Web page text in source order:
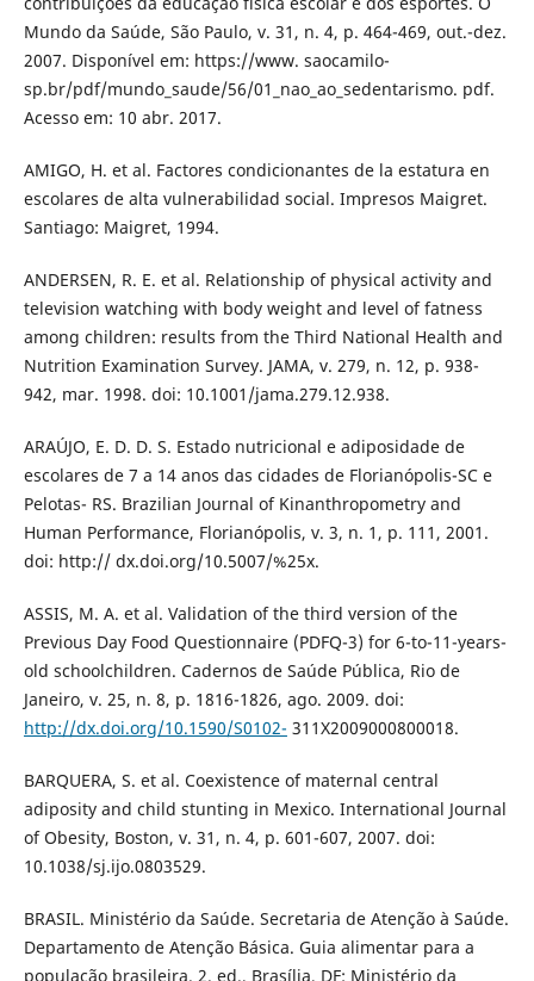
Mundo da Saúde, São Paulo, v. 31, n. 4, p. 464-469, out.-dez.
2007. Disponível em: https://www. saocamilo-
sp.br/pdf/mundo_saude/56/01_nao_ao_sedentarismo. pdf.
Acesso em: 10 abr. 2017.
AMIGO, H. et al. Factores condicionantes de la estatura en
escolares de alta vulnerabilidad social. Impresos Maigret.
Santiago: Maigret, 1994.
ANDERSEN, R. E. et al. Relationship of physical activity and
television watching with body weight and level of fatness
among children: results from the Third National Health and
Nutrition Examination Survey. JAMA, v. 279, n. 12, p. 938-
942, mar. 1998. doi: 10.1001/jama.279.12.938.
ARAÚJO, E. D. D. S. Estado nutricional e adiposidade de
escolares de 7 a 14 anos das cidades de Florianópolis-SC e
Pelotas- RS. Brazilian Journal of Kinanthropometry and
Human Performance, Florianópolis, v. 3, n. 1, p. 111, 2001.
doi: http:// dx.doi.org/10.5007/%25x.
ASSIS, M. A. et al. Validation of the third version of the
Previous Day Food Questionnaire (PDFQ-3) for 6-to-11-years-
old schoolchildren. Cadernos de Saúde Pública, Rio de
Janeiro, v. 25, n. 8, p. 1816-1826, ago. 2009. doi:
http://dx.doi.org/10.1590/S0102- 311X2009000800018.
BARQUERA, S. et al. Coexistence of maternal central
adiposity and child stunting in Mexico. International Journal
of Obesity, Boston, v. 31, n. 4, p. 601-607, 2007. doi:
10.1038/sj.ijo.0803529.
BRASIL. Ministério da Saúde. Secretaria de Atenção à Saúde.
Departamento de Atenção Básica. Guia alimentar para a
população brasileira. 2. ed., Brasília, DF: Ministério da